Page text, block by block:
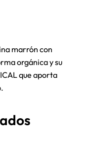
marrón con
orgánica y su
que aporta